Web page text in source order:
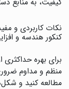
کیفیت، به منابع
نکات کاربردی و
کنکور هندسه و
برای بهره حداکثری
منظم و مداوم
مطالعه کنید و